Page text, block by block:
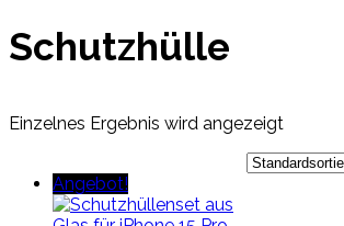
Schutzhülle
Einzelnes Ergebnis wird angezeigt
Angebot!